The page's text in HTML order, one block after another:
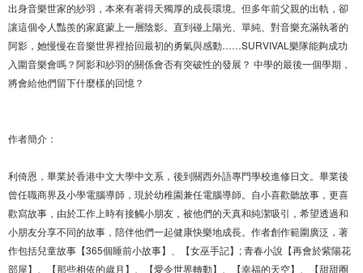
出身音樂世家的紗羽，本來有著得天獨厚的成長環境。但多年前父親的出軌，卻
讓這個令人豔羨的家庭蒙上一層陰影。直到碰上陽光、單純、對音樂充滿執著的
阿影，她慢慢在音樂世界裡拾回最初的勇氣與感動……SURVIVAL樂隊能夠成功
入圍音樂會嗎？阿影和紗羽的關係會否有突破性的發展？ 中學的最後一個學期，
將會給他們留下什麼樣的回憶？
作者簡介：
利倚恩，畢業於香港中文大學中文系，後到關西外語專門學校進修日文。畢業後
曾任職商界及小學電腦導師，現於幼稚園兼任電腦導師。自小喜歡聽故事，更喜
歡寫故事，由於工作上時有接觸小朋友，被他們的天真和純潔吸引，希望透過和
小朋友分享不同的故事，陪伴他們一起健康快樂地成長。作者創作範圍廣泛，著
作包括兒童故事【365個睡前小故事】、【女巫手記】; 青春小說【再會於紫陽花
部屋】、【那些相依的歲月】、【愛令世界轉動】、【幸福的天空】、【甜甜圈